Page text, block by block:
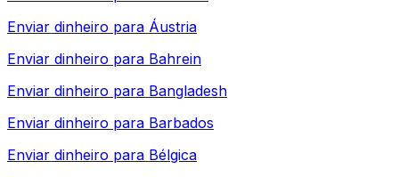
Enviar dinheiro para Áustria
Enviar dinheiro para Bahrein
Enviar dinheiro para Bangladesh
Enviar dinheiro para Barbados
Enviar dinheiro para Bélgica